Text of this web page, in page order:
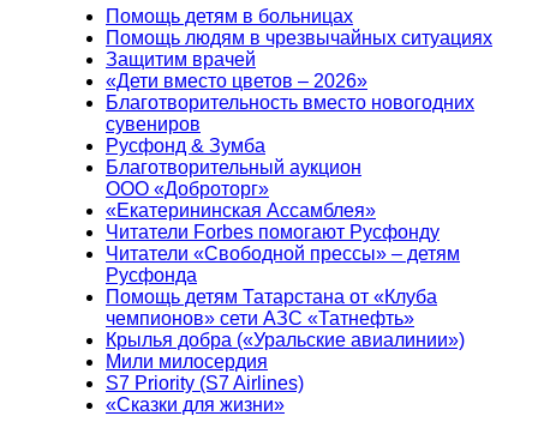
Помощь детям в больницах
Помощь людям в чрезвычайных ситуациях
Защитим врачей
«Дети вместо цветов – 2026»
Благотворительность вместо новогодних
сувениров
Русфонд & Зумба
Благотворительный аукцион
ООО «Доброторг»
«Екатерининская Ассамблея»
Читатели Forbes помогают Русфонду
Читатели «Свободной прессы» – детям
Русфонда
Помощь детям Татарстана от «Клуба
чемпионов» сети АЗС «Татнефть»
Крылья добра («Уральские авиалинии»)
Мили милосердия
S7 Priority (S7 Airlines)
«Сказки для жизни»